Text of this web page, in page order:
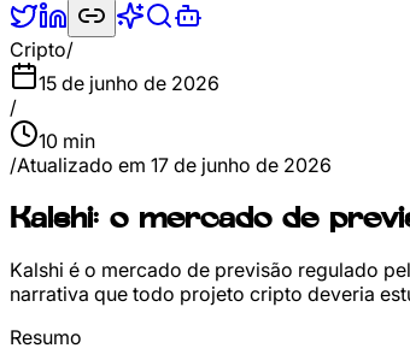
Cripto/
15 de junho de 2026
/
10 min
/Atualizado em 17 de junho de 2026
Kalshi: o mercado de
Kalshi é o mercado de previsão regulado
narrativa que todo projeto cripto deveria
Resumo